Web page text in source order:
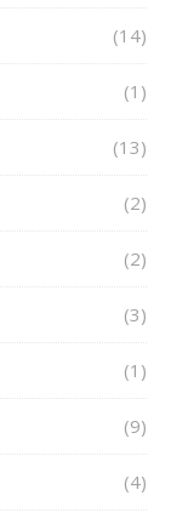
(14)
(1)
(13)
(2)
(2)
(3)
(1)
(9)
(4)